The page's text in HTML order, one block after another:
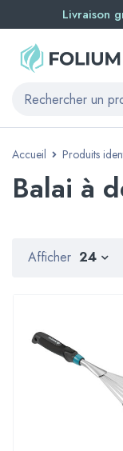
Livraison
Accueil Produits
Balai à
Afficher 24